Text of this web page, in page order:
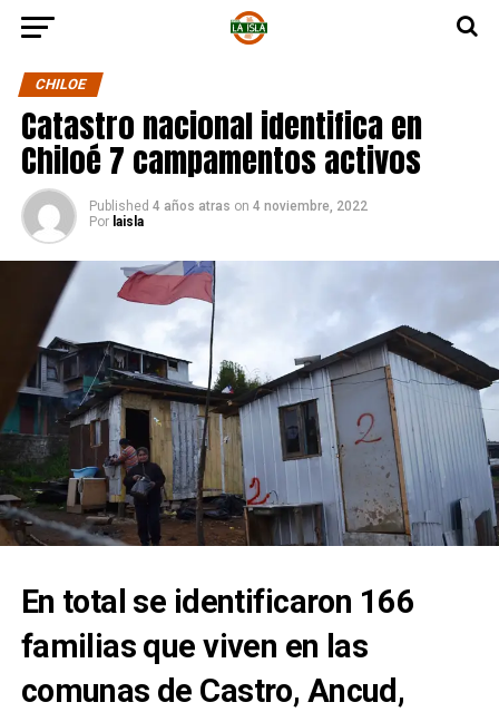
CHILOE
Catastro nacional identifica en
Chiloé 7 campamentos activos
Published 4 años atras on 4 noviembre, 2022
Por laisla
En total se identificaron 166
familias que viven en las
comunas de Castro, Ancud,